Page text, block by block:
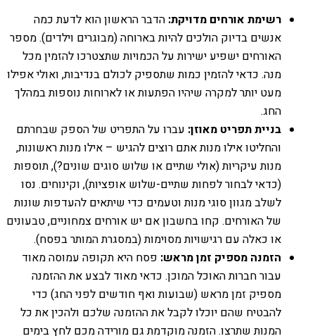
רשימת אורחים מדויקת: הדבר הראשון הוא לדעת כמה
אנשים בדיוק הולכים להיות בארוחה (מבוגרים וילדים). מספר
האורחים ישפיע ישירות על הכמויות שתצטרכו להזמין מכל
מנה. כדאי להזמין כמות שתספיק לכולם בנדיבות, ואולי אפילו
מעט יותר למקרה שיהיו הפתעות או לארוחות נוספות במהלך
החג.
בניית תפריט מאוזן: עברו על התפריט של הספק שבחרתם
והחליטו אילו מנות אתם רוצים להגיש – אילו מנות ראשונות,
מנות עיקריות (אולי שתיים או שלוש סוגים שונים?), תוספות
(כדאי לבחור לפחות שתיים-שלוש אופציות), וקינוחים. נסו
לשלב מגוון סוגי מנות וטעמים כדי שיתאים להעדפות שונות
של האורחים. קחו בחשבון אם יש אורחים צמחוניים, טבעונים
או כאלה עם רגישויות מסוימות (במסגרת המותר בפסח).
הזמנה מספיק זמן מראש: פסח היא תקופה עמוסה מאוד
עבור חברות האוכל המוכן. כדאי מאוד לבצע את ההזמנה
מספיק זמן מראש (שבועות ואף חודשים לפני החג) כדי
להבטיח שהם יוכלו לקבל את ההזמנה שלכם ולהכין את כל
המנות שתרצו. הזמנה מוקדמת גם מורידה מכם לחץ בימים